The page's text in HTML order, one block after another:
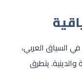
السياق العربي،
والدينية. يتطرق